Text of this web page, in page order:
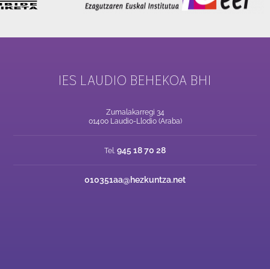
IES LAUDIO BEHEKOA BHI
Zumalakarregi 34
01400 Laudio-Llodio (Araba)
Tel. 945 18 70 28
010351aa@hezkuntza.net